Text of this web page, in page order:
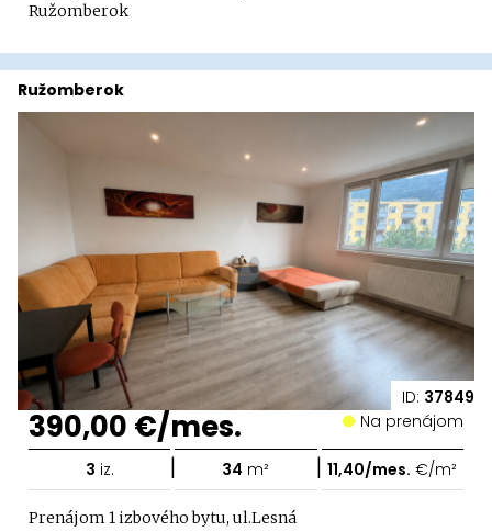
Ružomberok
ID: 37849
Ružomberok
390,00 €/mes. Na prenájom
3 iz. | 34 m² | 11,40/mes. €/m²
Prenájom 1 izbového bytu, ul.Lesná